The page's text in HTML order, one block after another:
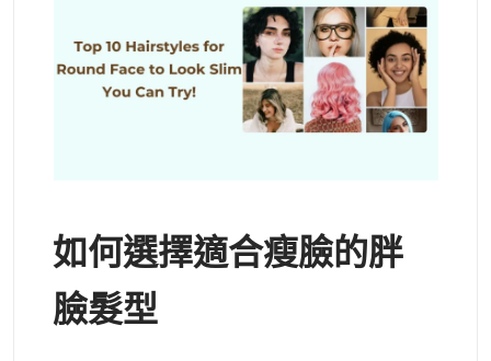
照片修復
AI重新著色
AI 風格圖片生成器
如何選擇適合瘦臉的胖
臉髮型